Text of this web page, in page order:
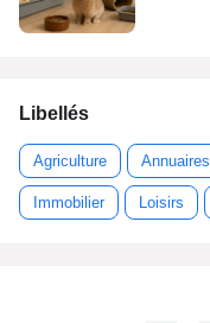
Libellés
Agriculture Annuaires
Immobilier Loisirs